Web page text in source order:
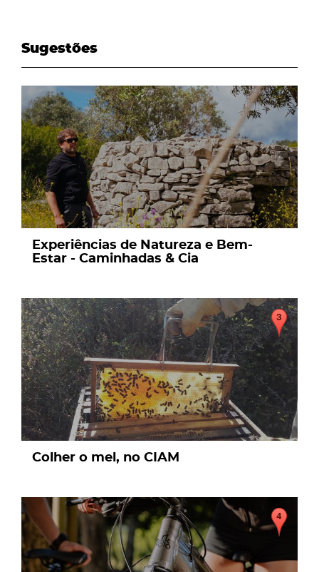
Sugestões
page
Experiências de Natureza e Bem-
Estar - Caminhadas & Cia
page
Colher o mel, no CIAM
page